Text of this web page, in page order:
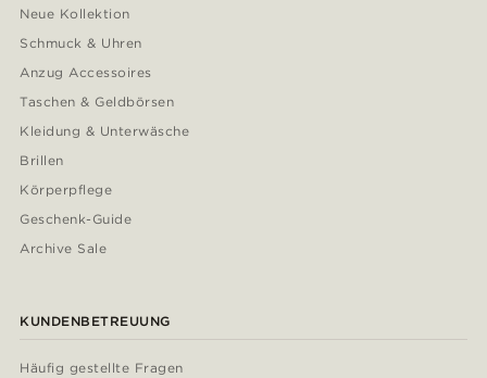
Neue Kollektion
Schmuck & Uhren
Anzug Accessoires
Taschen & Geldbörsen
Kleidung & Unterwäsche
Brillen
Körperpflege
Geschenk-Guide
Archive Sale
KUNDENBETREUUNG
Häufig gestellte Fragen